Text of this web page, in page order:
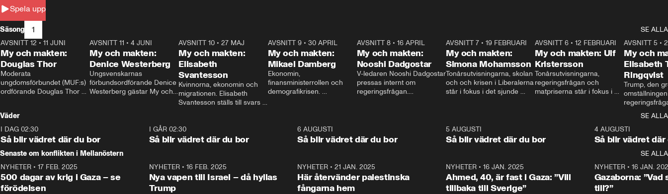
Spela upp
Säsong 1
SE ALLA
26:27
AVSNITT 12 • 11 JUNI
My och makten:
Douglas Thor
Moderata
ungdomsförbundet (MUF:s)
ordförande Douglas Thor
tonårsutvisningarna och hur
Moderaterna ska locka
väljare till valet i höst.
23:40
AVSNITT 11 •4 JUNI
My och makten:
Denice Westerberg
Ungsvenskarnas
förbundsordförande Denice
Westerberg gästar My och
AVSNITT 10 •27 MAJ
My och makten:
Elisabeth
Svantesson
Kvinnorna, ekonomin och
migrationen. Elisabeth
Svantesson ställs till svars
AVSNITT 9• 30 APRIL
My och makten:
Mikael Damberg
Ekonomin,
finansministerrollen och
demografikrisen.
och Makten.
AVSNITT 8• 16 APRIL
My och makten:
Nooshi Dadgostar
V-ledaren Nooshi Dadgostar
pressas internt om
regeringsfrågan.
– Vi ställer upp i val. Ska vi
vara med så sitter vi förstås
24:30
AVSNITT 7• 19 FEBRUARI
My och makten:
Simona Mohamsson
Tonårsutvisningarna, skolan
och och krisen i Liberalerna
står i fokus i det sjunde
kommentator My
Rohwedder ställer
utbildnings- och
Mohamsson till svars.
27:30
AVSNITT 6 •12 FEBRUARI
My och makten: Ulf
Kristersson
Tonårsutvisningarna,
regeringsfrågan och
matpriserna står i fokus i
Rohwedder ställer
statsminister Ulf Kristersson
AVSNITT 5 •
My och
Elisabeth
Ringqvist
Trump, den
centrum i
avsnittet av
Makten”. Se
Aftonbladets
Rohwedder
Thand Ring
Väder
SE ALLA
I DAG 02:30
Så blir vädret där du bor
1:06
I GÅR 02:30
Så blir vädret där du bor
6 AUGUSTI
Så blir vädret där du bor
5 AUGUSTI
Så blir vädret där du bor
4 AUGUSTI
Så blir vädret där
Senaste om konflikten i Mellanöstern
SE ALLA
NYHETER • 17 FEB. 2025
500 dagar av krig i Gaza – se
förödelsen
NYHETER• 16 FEB. 2025
Nya vapen till Israel – då hyllas
Trump
NYHETER •21 JAN. 2025
Här återvänder palestinska
fångarna hem
NYHETER• 16 JAN. 2025
Ahmed, 40, är fast i Gaza: ”Vill
tillbaka till Sverige”
NYHETER• 16 JAN.
Gazaborna:
till?”